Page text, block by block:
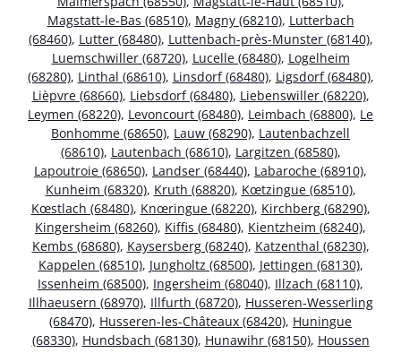
Magstatt-le-Bas (68510), Magny (68210), Lutterbach
(68460), Lutter (68480), Luttenbach-près-Munster (68140),
Luemschwiller (68720), Lucelle (68480), Logelheim
(68280), Linthal (68610), Linsdorf (68480), Ligsdorf (68480),
Lièpvre (68660), Liebsdorf (68480), Liebenswiller (68220),
Leymen (68220), Levoncourt (68480), Leimbach (68800), Le
Bonhomme (68650), Lauw (68290), Lautenbachzell
(68610), Lautenbach (68610), Largitzen (68580),
Lapoutroie (68650), Landser (68440), Labaroche (68910),
Kunheim (68320), Kruth (68820), Kœtzingue (68510),
Kœstlach (68480), Knœringue (68220), Kirchberg (68290),
Kingersheim (68260), Kiffis (68480), Kientzheim (68240),
Kembs (68680), Kaysersberg (68240), Katzenthal (68230),
Kappelen (68510), Jungholtz (68500), Jettingen (68130),
Issenheim (68500), Ingersheim (68040), Illzach (68110),
Illhaeusern (68970), Illfurth (68720), Husseren-Wesserling
(68470), Husseren-les-Châteaux (68420), Huningue
(68330), Hundsbach (68130), Hunawihr (68150), Houssen